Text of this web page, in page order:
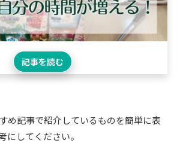
記事を読む
め記事で紹介しているものを簡単に表
にしてください。